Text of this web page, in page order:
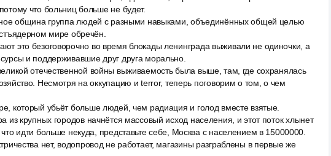
что больниц больше не будет.
община группа людей с разными навыками, объединённых общей целью
мире обречён.
это безоговорочно во время блокады ленинграда выживали не одиночки, а
и поддерживавшие друг друга морально.
отечественной войны выживаемость была выше, там, где сохранялась
Несмотря на оккупацию и terror, теперь поговорим о том, о чем
который убьёт больше людей, чем радиация и голод вместе взятые.
из крупных городов начнётся массовый исход населения, и этот поток хлынет
идти больше некуда, представьте себе, Москва с населением в 15000000.
нет, водопровод не работает, магазины разграблены в первые же